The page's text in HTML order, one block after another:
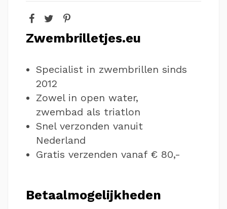
Zwembrilletjes.eu
Specialist in zwembrillen sinds
2012
Zowel in open water,
zwembad als triatlon
Snel verzonden vanuit
Nederland
Gratis verzenden vanaf € 80,-
Betaalmogelijkheden